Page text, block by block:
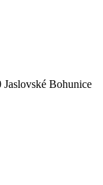
Bohunice